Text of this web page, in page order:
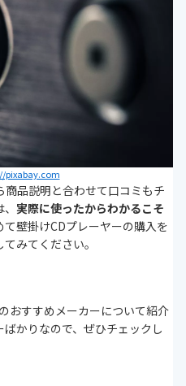
pixabay.com
品説明と合わせて口コミもチ
実際に使ったからわかるこそ
て壁掛けCDプレーヤーの購入を
みてください。
おすすめメーカーについて紹介
かりなので、ぜひチェックし